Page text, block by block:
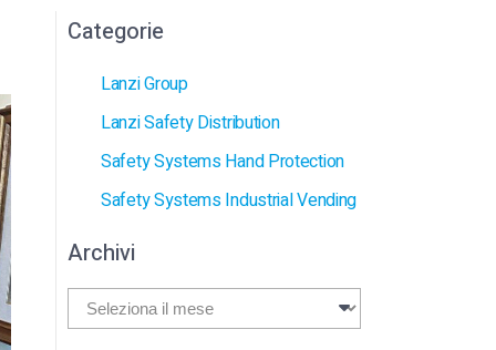
Categorie
Lanzi Group
Lanzi Safety Distribution
Safety Systems Hand Protection
Safety Systems Industrial Vending
Archivi
Archivi